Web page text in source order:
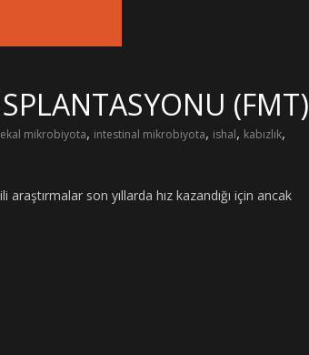
(FMT)
mikrobiyota, intestinal mikrobiyota, ishal, kabızlık,
son yıllarda hız kazandığı için ancak